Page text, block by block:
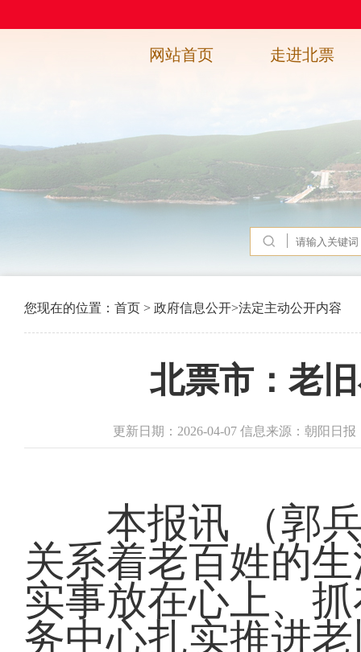
网站首页 走进北票
您现在的位置： 首页 > 政府信息公开>法定主动公开内容
北票市：老
更新日期：2026-04-07 信息来源：朝阳日
本报讯 （郭兵
关系着老百姓的
实事放在心上、
务中心扎实推进